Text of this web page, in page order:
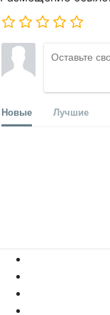
Новые Лучшие